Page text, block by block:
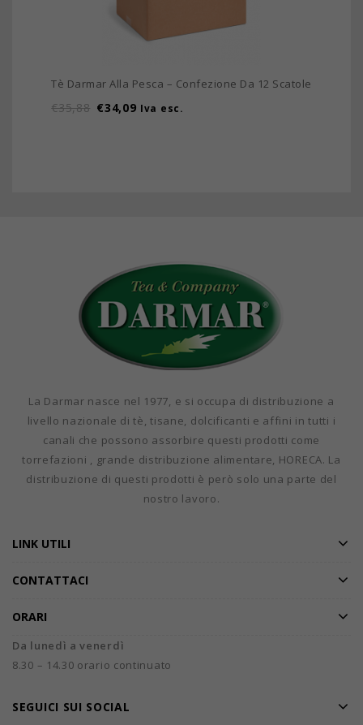
Tè Darmar Alla Pesca – Confezione Da 12 Scatole
€35,88 €34,09 Iva esc.
La Darmar nasce nel 1977, e si occupa di distribuzione a
livello nazionale di tè, tisane, dolcificanti e affini in tutti i
canali che possono assorbire questi prodotti come
torrefazioni , grande distribuzione alimentare, HORECA. La
distribuzione di questi prodotti è però solo una parte del
nostro lavoro.
LINK UTILI
CONTATTACI
ORARI
Da lunedì a venerdì
8.30 – 14.30 orario continuato
SEGUICI SUI SOCIAL